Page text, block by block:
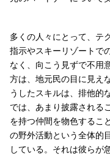
多くの人々にとって、テ
指示やスキーリゾートで
なく、向こう見ずで不用
方は、地元民の目に見え
うしたスキルは、排他的
では、あまり披露される
を持つ仲間を物色するこ
の野外活動という全体的
している。それは彼らが